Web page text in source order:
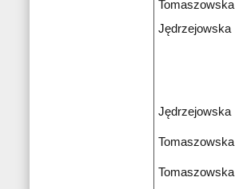
Tomaszowska
Jędrzejowska
Jędrzejowska
Tomaszowska
Tomaszowska